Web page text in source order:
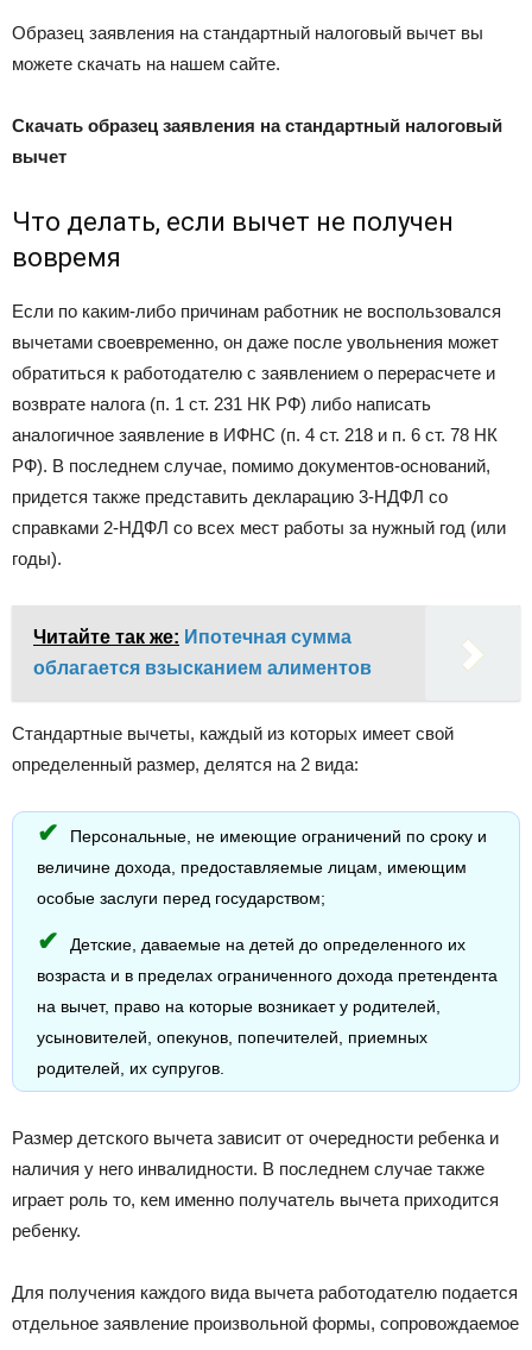
Образец заявления на стандартный налоговый вычет вы
можете скачать на нашем сайте.
Скачать образец заявления на стандартный налоговый
вычет
Что делать, если вычет не получен
вовремя
Если по каким-либо причинам работник не воспользовался
вычетами своевременно, он даже после увольнения может
обратиться к работодателю с заявлением о перерасчете и
возврате налога (п. 1 ст. 231 НК РФ) либо написать
аналогичное заявление в ИФНС (п. 4 ст. 218 и п. 6 ст. 78 НК
РФ). В последнем случае, помимо документов-оснований,
придется также представить декларацию 3-НДФЛ со
справками 2-НДФЛ со всех мест работы за нужный год (или
годы).
Читайте так же: Ипотечная сумма
облагается взысканием алиментов
Стандартные вычеты, каждый из которых имеет свой
определенный размер, делятся на 2 вида:
Персональные, не имеющие ограничений по сроку и
величине дохода, предоставляемые лицам, имеющим
особые заслуги перед государством;
Детские, даваемые на детей до определенного их
возраста и в пределах ограниченного дохода претендента
на вычет, право на которые возникает у родителей,
усыновителей, опекунов, попечителей, приемных
родителей, их супругов.
Размер детского вычета зависит от очередности ребенка и
наличия у него инвалидности. В последнем случае также
играет роль то, кем именно получатель вычета приходится
ребенку.
Для получения каждого вида вычета работодателю подается
отдельное заявление произвольной формы, сопровождаемое